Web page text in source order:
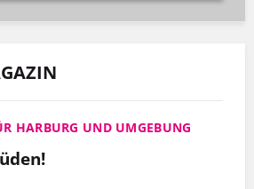
HARBURG UND UMGEBUNG